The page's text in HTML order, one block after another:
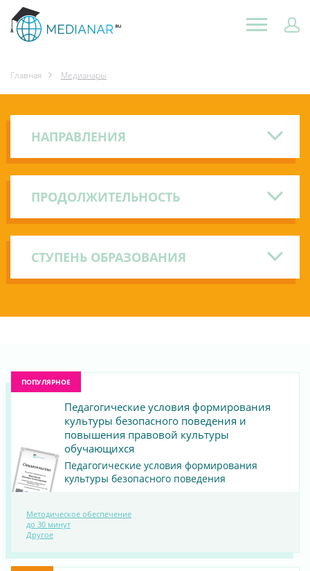
Главная Медианары
НАПРАВЛЕНИЯ
ПРОДОЛЖИТЕЛЬНОСТЬ
СТУПЕНЬ ОБРАЗОВАНИЯ
ПОПУЛЯРНОЕ
ПОСМОТРЕТЬ
Педагогические условия формирования
культуры безопасного поведения и
повышения правовой культуры
обучающихся
Педагогические условия формирования
культуры безопасного поведения
Методическое обеспечение
до 30 минут
Другое